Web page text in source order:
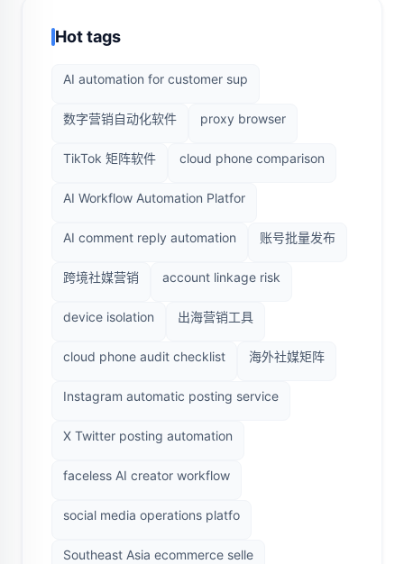
Hot tags
AI automation for customer sup
数字营销自动化软件 proxy browser
TikTok 矩阵软件 cloud phone comparison
AI Workflow Automation Platfor
AI comment reply automation 账号批量发布
跨境社媒营销 account linkage risk
device isolation 出海营销工具
cloud phone audit checklist 海外社媒矩阵
Instagram automatic posting service
X Twitter posting automation
faceless AI creator workflow
social media operations platfo
Southeast Asia ecommerce selle